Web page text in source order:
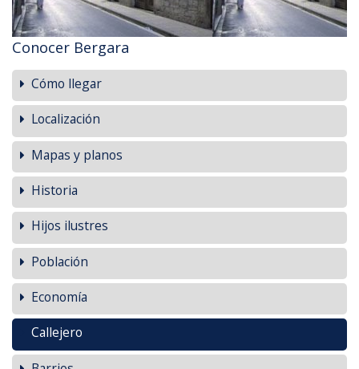
Conocer Bergara
Cómo llegar
Localización
Mapas y planos
Historia
Hijos ilustres
Población
Economía
Callejero